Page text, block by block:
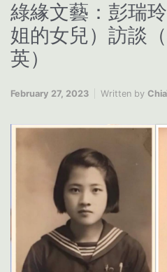
綠緣文藝：彭瑞
姐的女兒）訪談
英）
February 27, 2023 Written by